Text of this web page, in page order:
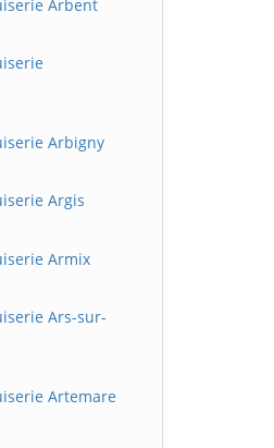
Arbent
Arbigny
Argis
Armix
Ars-sur-
Artemare